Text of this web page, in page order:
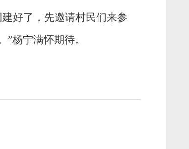
好了，先邀请村民们来参
杨宁满怀期待。